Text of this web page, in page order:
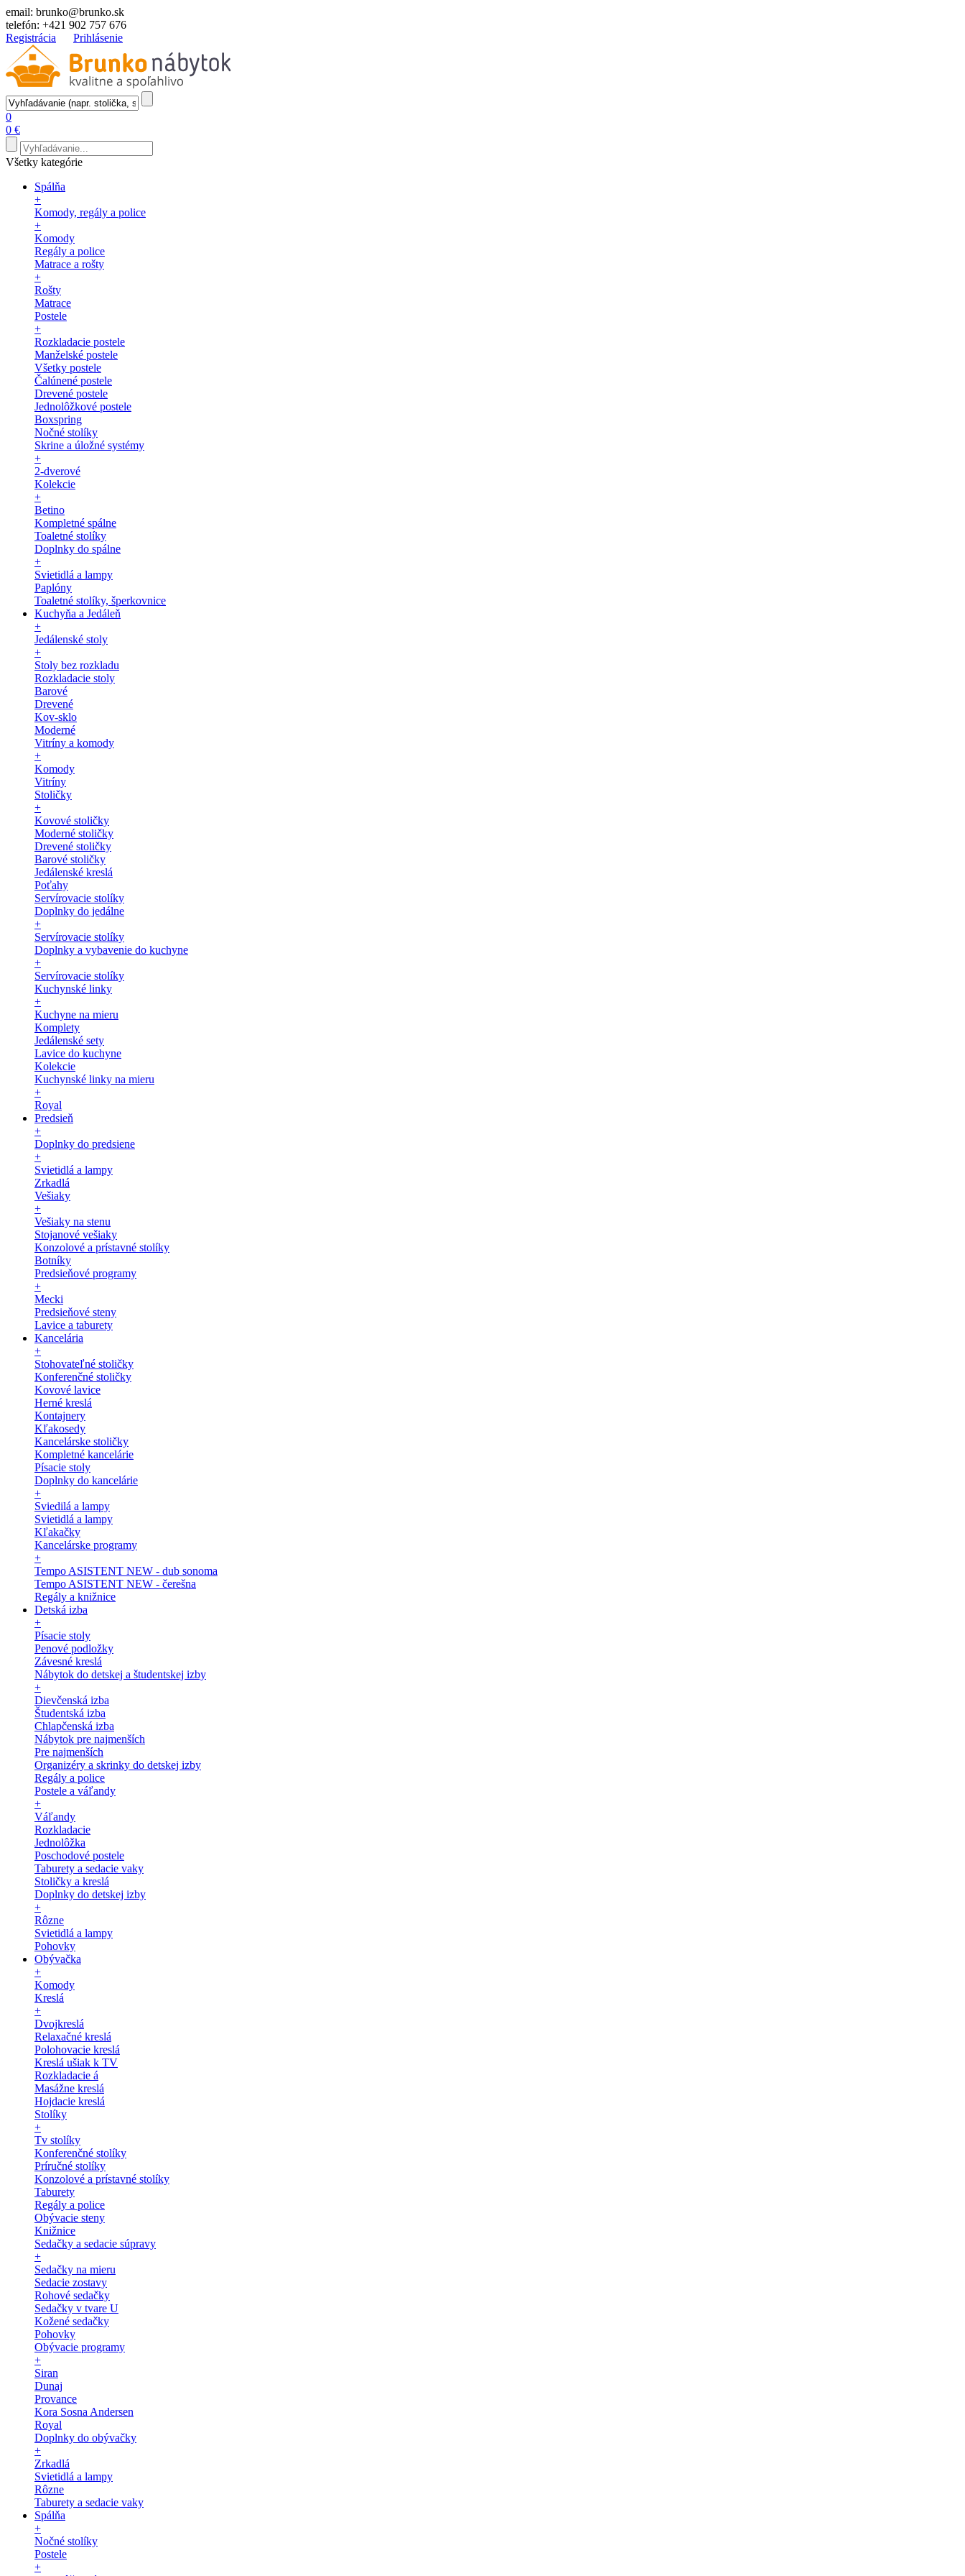
email: brunko@brunko.sk
telefón: +421 902 757 676
Registrácia
Prihlásenie
0
0 €
Všetky kategórie
Spálňa
+
Komody, regály a police
+
Komody
Regály a police
Matrace a rošty
+
Rošty
Matrace
Postele
+
Rozkladacie postele
Manželské postele
Všetky postele
Čalúnené postele
Drevené postele
Jednolôžkové postele
Boxspring
Nočné stolíky
Skrine a úložné systémy
+
2-dverové
Kolekcie
+
Betino
Kompletné spálne
Toaletné stolíky
Doplnky do spálne
+
Svietidlá a lampy
Paplóny
Toaletné stolíky, šperkovnice
Kuchyňa a Jedáleň
+
Jedálenské stoly
+
Stoly bez rozkladu
Rozkladacie stoly
Barové
Drevené
Kov-sklo
Moderné
Vitríny a komody
+
Komody
Vitríny
Stoličky
+
Kovové stoličky
Moderné stoličky
Drevené stoličky
Barové stoličky
Jedálenské kreslá
Poťahy
Servírovacie stolíky
Doplnky do jedálne
+
Servírovacie stolíky
Doplnky a vybavenie do kuchyne
+
Servírovacie stolíky
Kuchynské linky
+
Kuchyne na mieru
Komplety
Jedálenské sety
Lavice do kuchyne
Kolekcie
Kuchynské linky na mieru
+
Royal
Predsieň
+
Doplnky do predsiene
+
Svietidlá a lampy
Zrkadlá
Vešiaky
+
Vešiaky na stenu
Stojanové vešiaky
Konzolové a prístavné stolíky
Botníky
Predsieňové programy
+
Mecki
Predsieňové steny
Lavice a taburety
Kancelária
+
Stohovateľné stoličky
Konferenčné stoličky
Kovové lavice
Herné kreslá
Kontajnery
Kľakosedy
Kancelárske stoličky
Kompletné kancelárie
Písacie stoly
Doplnky do kancelárie
+
Sviedilá a lampy
Svietidlá a lampy
Kľakačky
Kancelárske programy
+
Tempo ASISTENT NEW - dub sonoma
Tempo ASISTENT NEW - čerešna
Regály a knižnice
Detská izba
+
Písacie stoly
Penové podložky
Závesné kreslá
Nábytok do detskej a študentskej izby
+
Dievčenská izba
Študentská izba
Chlapčenská izba
Nábytok pre najmenších
Pre najmenších
Organizéry a skrinky do detskej izby
Regály a police
Postele a váľandy
+
Váľandy
Rozkladacie
Jednolôžka
Poschodové postele
Taburety a sedacie vaky
Stoličky a kreslá
Doplnky do detskej izby
+
Rôzne
Svietidlá a lampy
Pohovky
Obývačka
+
Komody
Kreslá
+
Dvojkreslá
Relaxačné kreslá
Polohovacie kreslá
Kreslá ušiak k TV
Rozkladacie á
Masážne kreslá
Hojdacie kreslá
Stolíky
+
Tv stolíky
Konferenčné stolíky
Príručné stolíky
Konzolové a prístavné stolíky
Taburety
Regály a police
Obývacie steny
Knižnice
Sedačky a sedacie súpravy
+
Sedačky na mieru
Sedacie zostavy
Rohové sedačky
Sedačky v tvare U
Kožené sedačky
Pohovky
Obývacie programy
+
Siran
Dunaj
Provance
Kora Sosna Andersen
Royal
Doplnky do obývačky
+
Zrkadlá
Svietidlá a lampy
Rôzne
Taburety a sedacie vaky
Spálňa
+
Nočné stolíky
Postele
+